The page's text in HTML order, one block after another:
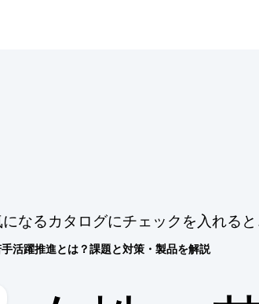
なるカタログにチェックを入れる
活躍推進とは？課題と対策・製品を解説